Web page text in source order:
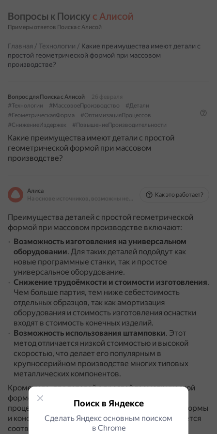
Вопросы к Поиску с Алисой
Примеры ответов Поиска с Алисой
Главная / Технологии / Какие преимущества имеют детали с
простой геометрической формой при массовом
производстве?
Вопрос для Поиска с Алисой
26 февраля
#Технологии
#МассовоеПроизводство
#Детали
#ГеометрическаяФорма
#ОптимизацияПроцессов
#СнижениеИздержек
#ПовышениеПроизводительности
Какие преимущества имеют детали с простой
геометрической формой при массовом
производстве?
Алиса
На основе источников, возможны неточности
Как это работает?
Преимущества деталей с простой геометрической
формой при массовом производстве включают:
Возможность изготовления на универсальном
оборудовании. Для таких деталей подойдут как
новые программные станки, так и простое
универсальное оборудование.
Снижение трудоёмкости и стоимости изготовления.
Чем больше партия, тем ниже себестоимость
отдельных образцов, так как амортизация
оборудования и стоимость изготовления оснастки
входят в стоимость конечных изделий.
Возможность использования штамповки. Этот
метод отличается низкой стоимостью и высокой
скоростью, что делает его популярным в
крупносерийном производстве многих типовых
металлических компонентов.
Кроме того, для деталей с простой геометрической
формой проще разрабатывать технологический
процесс изготовления, так как в зависимости от формы
и конфигурации детали технологом разрабатывается
соответствующий технологический процесс.
Поиск в Яндексе
Сделать Яндекс основным поиском
в Сhrome